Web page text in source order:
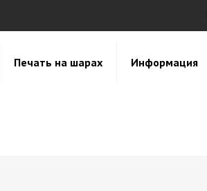
Печать на шарах Информация